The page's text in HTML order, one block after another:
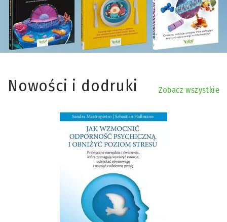
Nowości i dodruki Zobacz wszystkie